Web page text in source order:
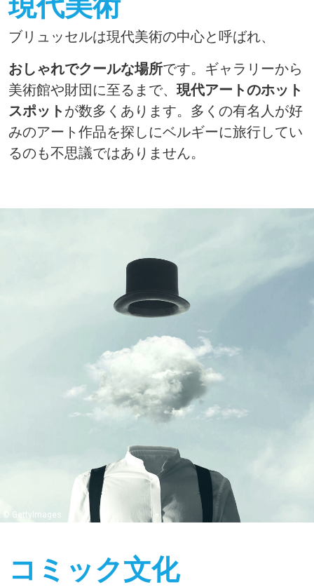
ブリュッセルは現代美術の中心と呼ばれ、
おしゃれでクールな場所です。ギャラリーから
美術館や財団に至るまで、 現代アートのホット
スポット が数多くあります。多くの有名人が好
みのアート作品を探しにベルギーに旅行してい
るのも不思議ではありません。
© GettyImages
コミック文化